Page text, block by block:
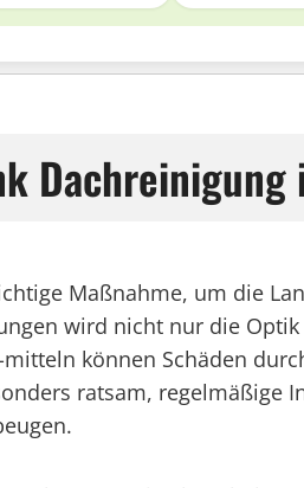
Dachreinigung
Maßnahme, um die
wird nicht nur die
können Schäden
ratsam,